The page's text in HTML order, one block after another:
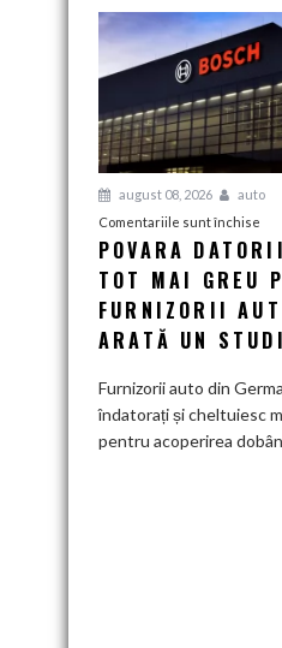
august 08, 2026
auto
Comentariile sunt închise
mai
POVARA
TOT MAI GREU
FURNIZORII
ARATĂ UN
Furnizorii auto din
îndatorați și cheltuiesc
pentru acoperirea